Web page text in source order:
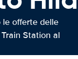
le offerte delle
Station al